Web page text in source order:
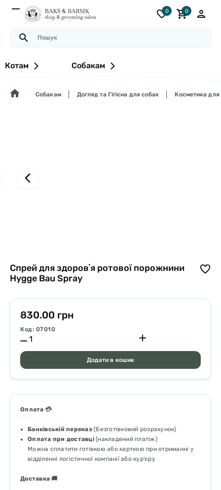
0 0
Котам Собакам
Собакам Догляд та Гігієна для собак Косметика для
Спрей для здоровʼя ротової порожнини
Hygge Bau Spray
830.00 грн
Код: 07010
Додати в кошик
Оплата 💳
Банківській переказ(Безготівковий розрахунок)
Оплата при доставці(накладений платіж)
Можна сплатити готівкою або карткою при отриманні у
відділенні логістичної компанії або кур’єру
Доставка 🚚